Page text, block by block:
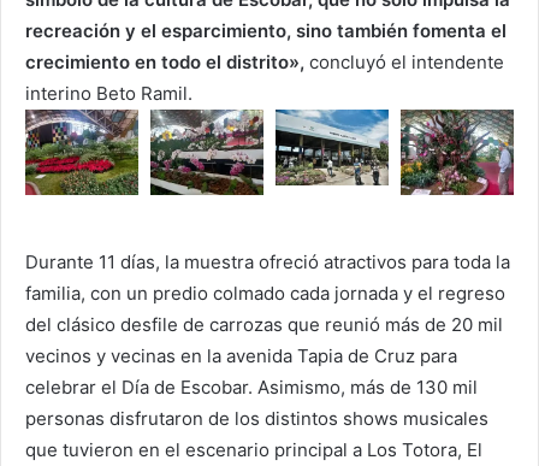
recreación y el esparcimiento, sino también fomenta el
crecimiento en todo el distrito», concluyó el intendente
interino Beto Ramil.
Durante 11 días, la muestra ofreció atractivos para toda la
familia, con un predio colmado cada jornada y el regreso
del clásico desfile de carrozas que reunió más de 20 mil
vecinos y vecinas en la avenida Tapia de Cruz para
celebrar el Día de Escobar. Asimismo, más de 130 mil
personas disfrutaron de los distintos shows musicales
que tuvieron en el escenario principal a Los Totora, El